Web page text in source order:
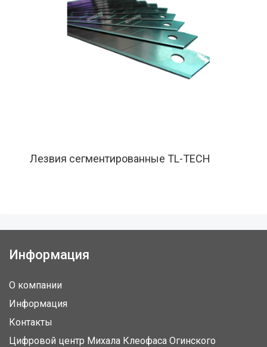
Лезвия сегментированные TL-TECH
Информация
О компании
Информация
Контакты
Цифровой центр Михала Клеофаса Огинского